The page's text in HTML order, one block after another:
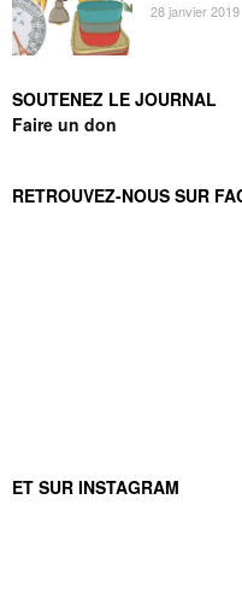
28 janvier 2019
SOUTENEZ LE JOURNAL
Faire un don
RETROUVEZ-NOUS SUR
ET SUR INSTAGRAM